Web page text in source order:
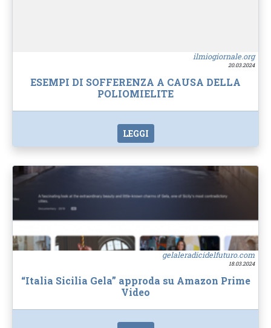
ilmiogiornale.org
20.03.2024
ESEMPI DI SOFFERENZA A CAUSA DELLA
POLIOMIELITE
LEGGI
gelaleradicidelfuturo.com
18.03.2024
“Italia Sicilia Gela” approda su Amazon Prime
Video